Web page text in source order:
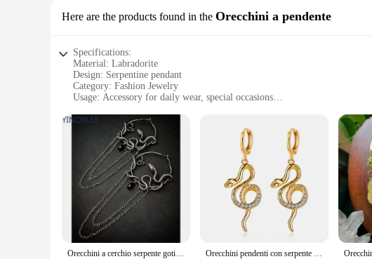
Here are the products found in the Orecchini a pendente
Specifications:
Material: Labradorite
Design: Serpentine pendant
Category: Fashion Jewelry
Usage: Accessory for daily wear, special occasions
Quantity: Sold as a set
**Elegant Craftsmanship and Style**
The SERPENTE IN LABRADORITE pendant is a testament to the
nature's beauty. The pendant's unique shape and size make it a versatile
who appreciate the allure of statement jewelry.
**Versatile and Durable**
This pendant is not just a piece of jewelry; it's a statement of
Whether you're attending a business meeting or a social gathering, the
lightweight design makes it comfortable to wear for extended periods,
Orecchini a cerchio serpente gotico Wiccan gioielli gotici creativi gioielli Punk Rock Grunge novità dichiarazione moda donna regalo tendenza nuovo Orecchini pendenti con serpente geometrico distorto con personalità europea Regali di gioielli gotici pregiati con zirconi in rilievo esagerati femminili